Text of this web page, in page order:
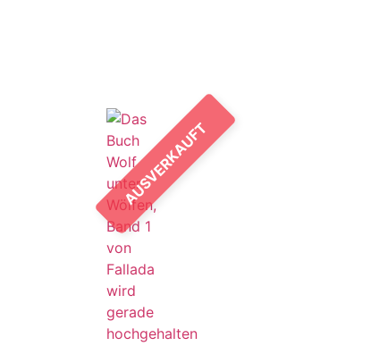
AUSVERKAUFT